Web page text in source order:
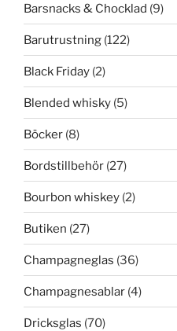
Barsnacks & Chocklad (9)
Barutrustning (122)
Black Friday (2)
Blended whisky (5)
Böcker (8)
Bordstillbehör (27)
Bourbon whiskey (2)
Butiken (27)
Champagneglas (36)
Champagnesablar (4)
Dricksglas (70)